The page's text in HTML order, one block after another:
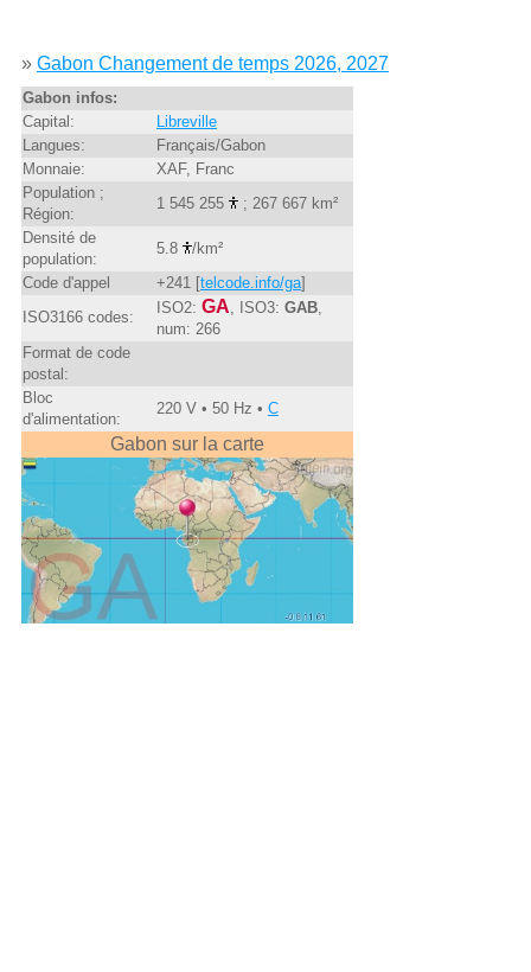
» Gabon Changement de temps 2026, 2027
Gabon infos:
Capital:
Libreville
Langues:
Français/Gabon
Monnaie:
XAF, Franc
Population ;
Région:
1 545 255
; 267 667 km²
Densité de
population:
5.8
/km²
Code d'appel
+241 [telcode.info/ga]
ISO3166 codes:
ISO2: GA , ISO3: GAB,
num: 266
Format de code
postal:
Bloc
d'alimentation:
220 V • 50 Hz • C
Gabon sur la carte